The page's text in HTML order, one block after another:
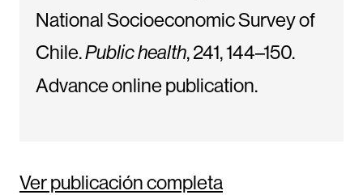
National Socioeconomic Survey of
Chile.Public health, 241, 144–150.
Advance online publication.
Ver publicación completa